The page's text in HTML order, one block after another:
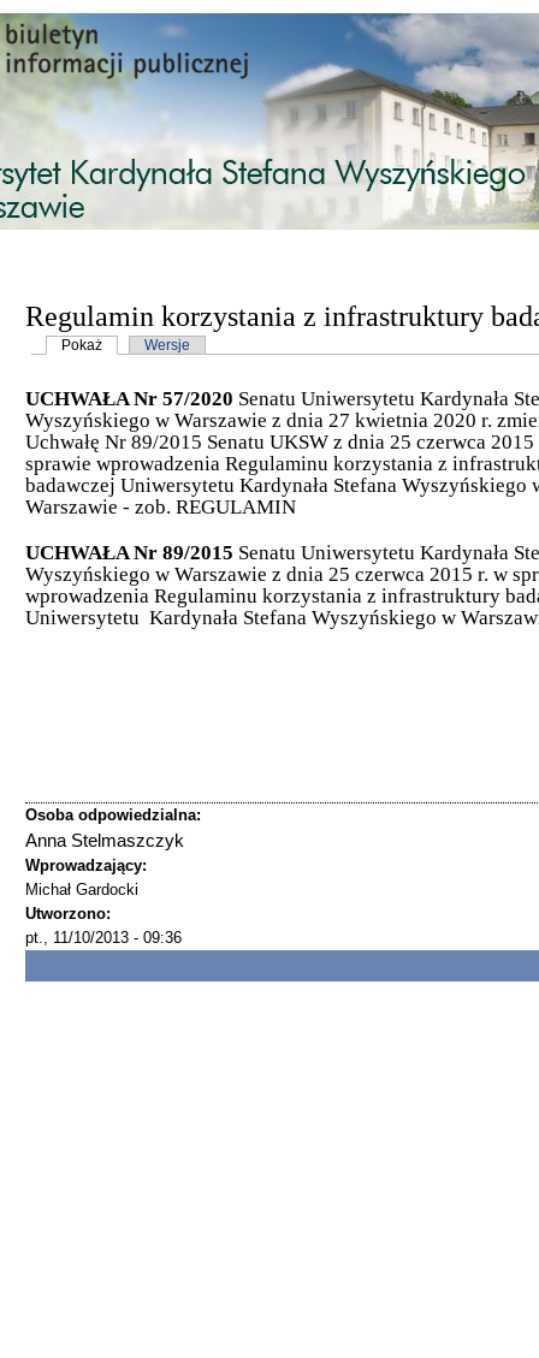
Przejdź do treści
Regulamin korzystania z infrastruktury
Karty podstawowe
Pokaż (aktywna karta)
Wersje
UCHWAŁA Nr 57/2020 Senatu Uniwersytetu Kardynała
Wyszyńskiego w Warszawie z dnia 27 kwietnia 2020 r.
Uchwałę Nr 89/2015 Senatu UKSW z dnia 25 czerwca 2015
sprawie wprowadzenia Regulaminu korzystania z
badawczej Uniwersytetu Kardynała Stefana Wyszyńskiego
Warszawie - zob. REGULAMIN
UCHWAŁA Nr 89/2015 Senatu Uniwersytetu Kardynała
Wyszyńskiego w Warszawie z dnia 25 czerwca 2015 r. w
wprowadzenia Regulaminu korzystania z infrastruktury
Uniwersytetu Kardynała Stefana Wyszyńskiego w
Osoba odpowiedzialna:
Anna Stelmaszczyk
Wprowadzający:
Michał Gardocki
Utworzono:
pt., 11/10/2013 - 09:36